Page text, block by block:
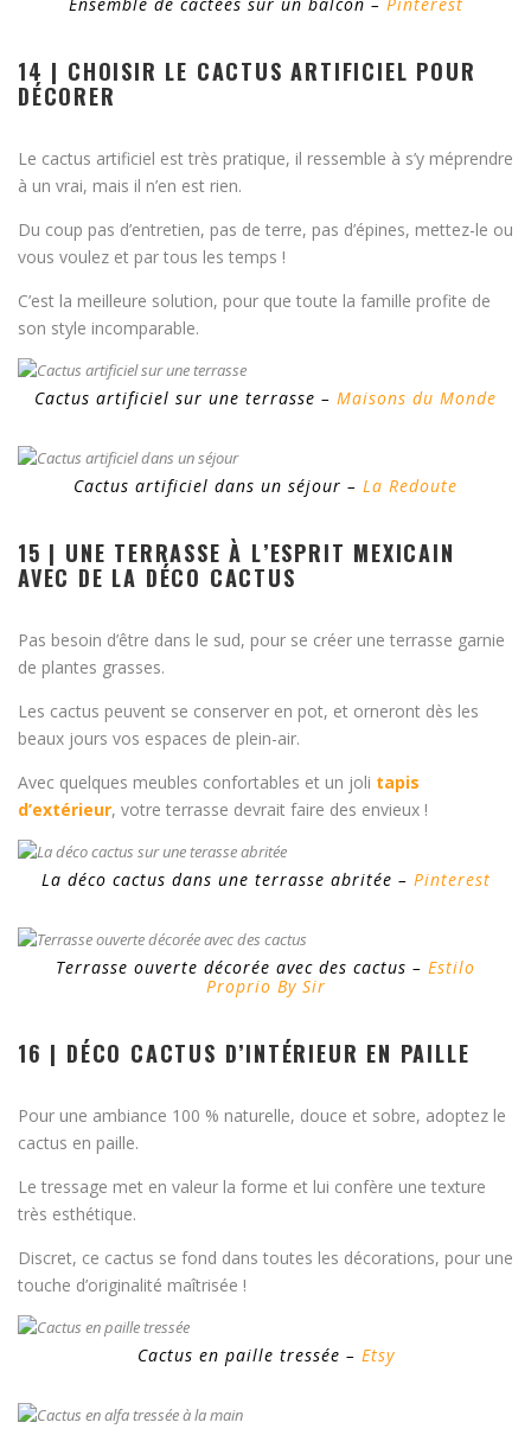
14 | CHOISIR LE CACTUS ARTIFICIEL POUR
DÉCORER
Le cactus artificiel est très pratique, il ressemble à s’y méprendre
à un vrai, mais il n’en est rien.
Du coup pas d’entretien, pas de terre, pas d’épines, mettez-le ou
vous voulez et par tous les temps !
C’est la meilleure solution, pour que toute la famille profite de
son style incomparable.
Cactus artificiel sur une terrasse – Maisons du Monde
Cactus artificiel dans un séjour – La Redoute
15 | UNE TERRASSE À L’ESPRIT MEXICAIN
AVEC DE LA DÉCO CACTUS
Pas besoin d’être dans le sud, pour se créer une terrasse garnie
de plantes grasses.
Les cactus peuvent se conserver en pot, et orneront dès les
beaux jours vos espaces de plein-air.
Avec quelques meubles confortables et un joli tapis
d’extérieur, votre terrasse devrait faire des envieux !
La déco cactus dans une terrasse abritée – Pinterest
Terrasse ouverte décorée avec des cactus – Estilo
Proprio By Sir
16 | DÉCO CACTUS D’INTÉRIEUR EN PAILLE
Pour une ambiance 100 % naturelle, douce et sobre, adoptez le
cactus en paille.
Le tressage met en valeur la forme et lui confère une texture
très esthétique.
Discret, ce cactus se fond dans toutes les décorations, pour une
touche d’originalité maîtrisée !
Cactus en paille tressée – Etsy